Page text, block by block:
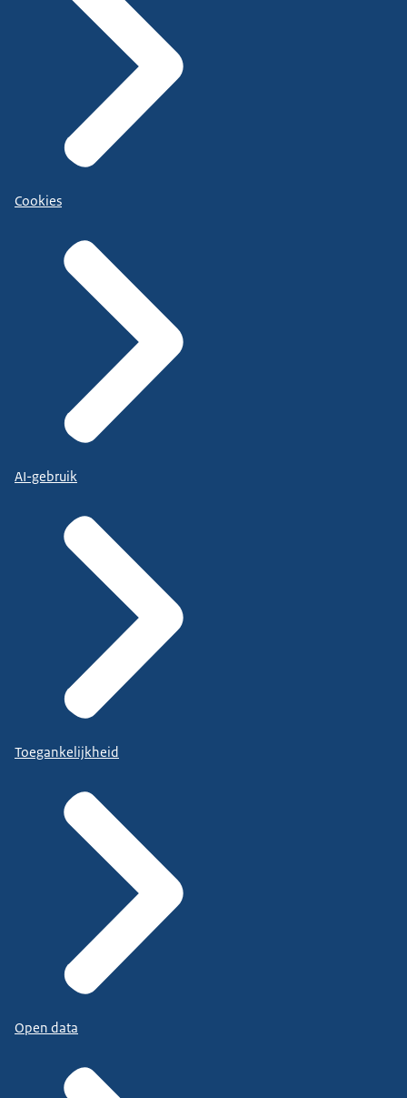
Cookies
AI-gebruik
Toegankelijkheid
Open data